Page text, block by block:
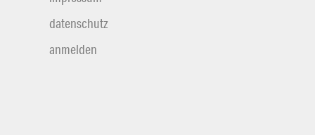
datenschutz
anmelden